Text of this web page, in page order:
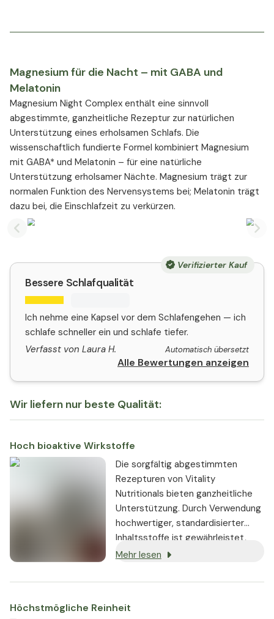
Magnesium für die Nacht – mit GABA und
Melatonin
Magnesium Night Complex enthält eine sinnvoll
abgestimmte, ganzheitliche Rezeptur zur natürlichen
Unterstützung eines erholsamen Schlafs. Die
wissenschaftlich fundierte Formel kombiniert Magnesium
mit GABA* und Melatonin – für eine natürliche
Unterstützung erholsamer Nächte. Magnesium trägt zur
normalen Funktion des Nervensystems bei; Melatonin trägt
dazu bei, die Einschlafzeit zu verkürzen.
Previous slide
Verifizierter Kauf
Bessere Schlafqualität
Ich nehme eine Kapsel vor dem Schlafengehen — ich
schlafe schneller ein und schlafe tiefer.
Verfasst von Laura H.
Automatisch übersetzt
Alle Bewertungen anzeigen
Wir liefern nur beste Qualität:
Hoch bioaktive Wirkstoffe
Die sorgfältig abgestimmten
Rezepturen von Vitality
Nutritionals bieten ganzheitliche
Unterstützung. Durch Verwendung
hochwertiger, standardisierter
Inhaltsstoffe ist gewährleistet,
dass sie stets in gleichbleibender,
enthalten sind.
Mehr lesen
Höchstmögliche Reinheit